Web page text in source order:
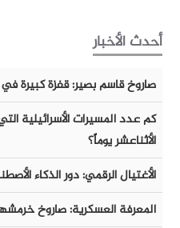
أحدث الأخبار
صاروخ قاسم بصير: قفزة كبيرة في
كم عدد المسيرات الأسرائيلية
الأثناعشر يوماً؟
الأغتيال الرقمي: دور الذكاء
المعرفة العسكرية: صاروخ خرمشهر-٤